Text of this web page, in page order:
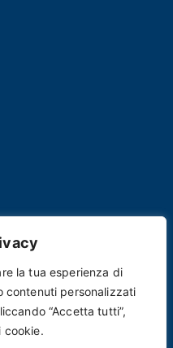
la tua esperienza di
contenuti personalizzati
“Accetta tutti”,
cookie.